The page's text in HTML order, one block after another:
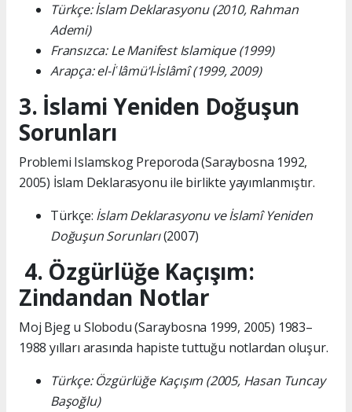
Türkçe: İslam Deklarasyonu (2010, Rahman
Ademi)
Fransızca: Le Manifest Islamique (1999)
Arapça: el-İʿlâmü’l-İslâmî (1999, 2009)
3. İslami Yeniden Doğuşun
Sorunları
Problemi Islamskog Preporoda (Saraybosna 1992,
2005) İslam Deklarasyonu ile birlikte yayımlanmıştır.
Türkçe: İslam Deklarasyonu ve İslamî Yeniden
Doğuşun Sorunları(2007)
4. Özgürlüğe Kaçışım:
Zindandan Notlar
Moj Bjeg u Slobodu (Saraybosna 1999, 2005) 1983–
1988 yılları arasında hapiste tuttuğu notlardan oluşur.
Türkçe: Özgürlüğe Kaçışım (2005, Hasan Tuncay
Başoğlu)